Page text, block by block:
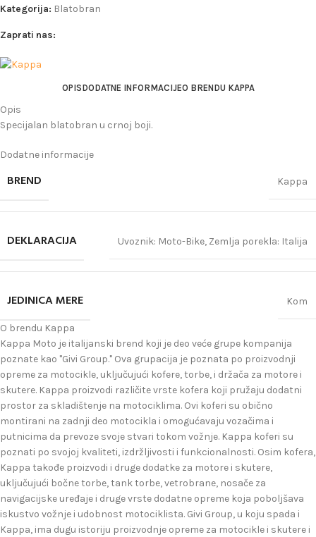
Kategorija: Blatobran
Zaprati nas:
OPISDODATNE INFORMACIJEO BRENDU KAPPA
Opis
Specijalan blatobran u crnoj boji.
Dodatne informacije
BREND Kappa
DEKLARACIJA Uvoznik: Moto-Bike, Zemlja porekla: Italija
JEDINICA MERE Kom
O brendu Kappa
Kappa Moto je italijanski brend koji je deo veće grupe kompanija
poznate kao "Givi Group." Ova grupacija je poznata po proizvodnji
opreme za motocikle, uključujući kofere, torbe, i držača za motore i
skutere. Kappa proizvodi različite vrste kofera koji pružaju dodatni
prostor za skladištenje na motociklima. Ovi koferi su obično
montirani na zadnji deo motocikla i omogućavaju vozačima i
putnicima da prevoze svoje stvari tokom vožnje. Kappa koferi su
poznati po svojoj kvaliteti, izdržljivosti i funkcionalnosti. Osim kofera,
Kappa takođe proizvodi i druge dodatke za motore i skutere,
uključujući bočne torbe, tank torbe, vetrobrane, nosače za
navigacijske uređaje i druge vrste dodatne opreme koja poboljšava
iskustvo vožnje i udobnost motociklista. Givi Group, u koju spada i
Kappa, ima dugu istoriju proizvodnje opreme za motocikle i skutere i